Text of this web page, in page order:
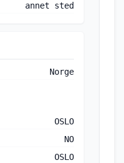
annet sted
Norge
OSLO
NO
OSLO